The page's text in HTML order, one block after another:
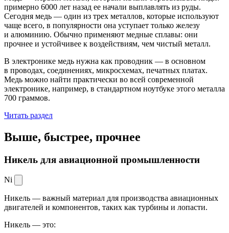
примерно 6000 лет назад ее начали выплавлять из руды.
Сегодня медь — один из трех металлов, которые используют
чаще всего, в популярности она уступает только железу
и алюминию. Обычно применяют медные сплавы: они
прочнее и устойчивее к воздействиям, чем чистый металл.
В электронике медь нужна как проводник — в основном
в проводах, соединениях, микросхемах, печатных платах.
Медь можно найти практически во всей современной
электронике, например, в стандартном ноутбуке этого металла
700 граммов.
Читать раздел
Выше, быстрее, прочнее
Никель для авиационной промышленности
Ni
Никель — важный материал для производства авиационных
двигателей и компонентов, таких как турбины и лопасти.
Никель — это: